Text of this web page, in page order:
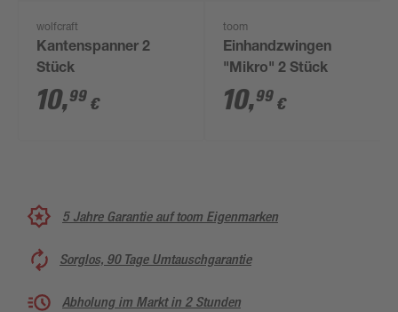
wolfcraft
Kantenspanner 2
Stück
10,99 €
toom
Einhandzwingen
"Mikro" 2 Stück
10,99 €
5 Jahre Garantie auf toom Eigenmarken
Sorglos, 90 Tage Umtauschgarantie
Abholung im Markt in 2 Stunden